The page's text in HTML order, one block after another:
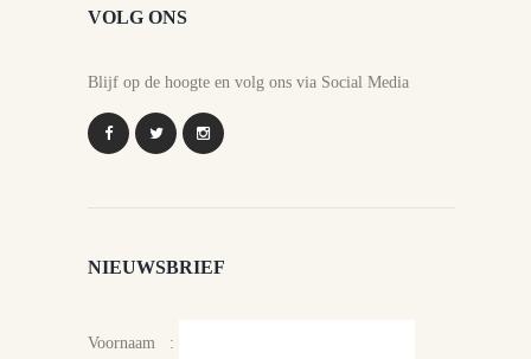
VOLG ONS
Blijf op de hoogte en volg ons via Social Media
NIEUWSBRIEF
Voornaam :